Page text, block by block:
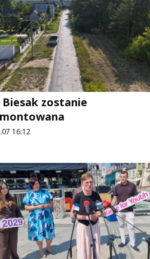
Biesak zostanie
16:12